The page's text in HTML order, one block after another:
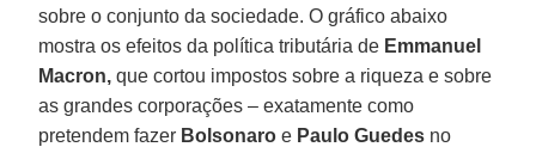
sobre o conjunto da sociedade. O gráfico abaixo
mostra os efeitos da política tributária de Emmanuel
Macron, que cortou impostos sobre a riqueza e sobre
as grandes corporações – exatamente como
pretendem fazer Bolsonaro e Paulo Guedes no